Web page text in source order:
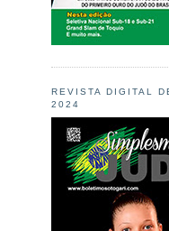
REVISTA DIGITAL
2024